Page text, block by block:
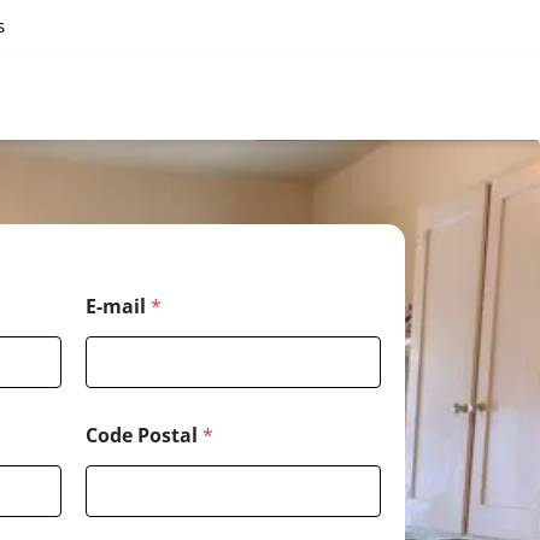
E-mail *
Code Postal *